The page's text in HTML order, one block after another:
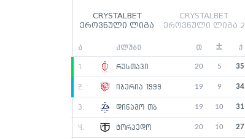
CRYSTALBET
ეროვნული ლიგა
CRYSTALBET
ეროვნული ლიგა 2
ა კლუბი თ ± ქ
1. რუსთავი 20 5 35
2. იბერია 1999 19 9 34
3. დინამო თბ 19 10 31
4. ტორპედო 20 10 27